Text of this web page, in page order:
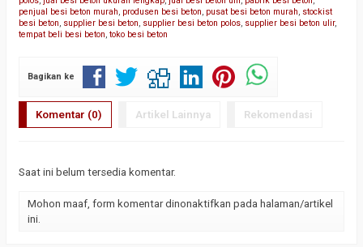
penjual besi beton murah produsen besi beton pusat besi beton murah stockist
besi beton supplier besi beton supplier besi beton polos supplier besi beton ulir,
tempat beli besi beton toko besi beton
Bagikan ke
Komentar (0) Artikel Lainnya Rekomendasi
Saat ini belum tersedia komentar.
Mohon maaf, form komentar dinonaktifkan pada halaman/artikel
ini.